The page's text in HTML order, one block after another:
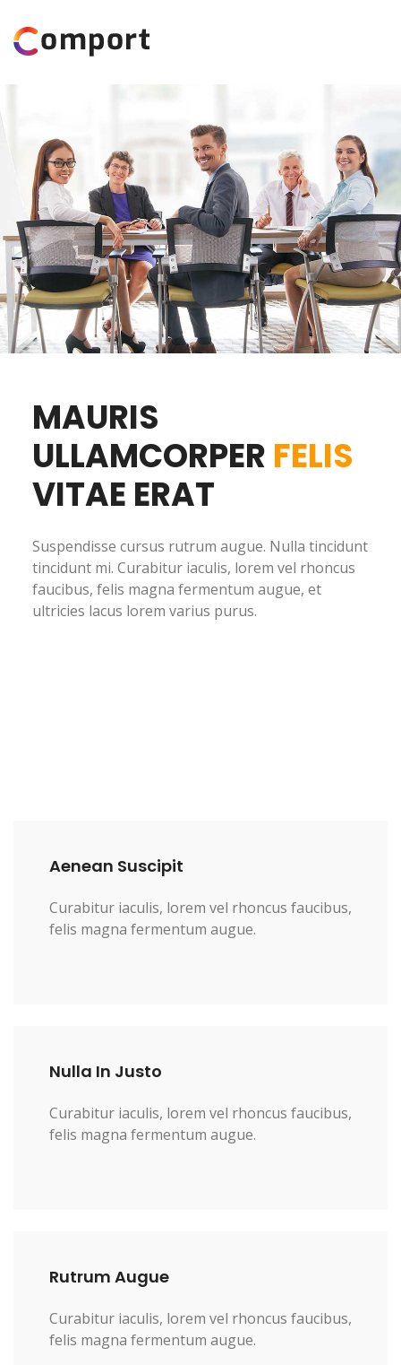
MAURIS
ULLAMCORPER FELIS
VITAE ERAT
Suspendisse cursus rutrum augue. Nulla tincidunt
tincidunt mi. Curabitur iaculis, lorem vel rhoncus
faucibus, felis magna fermentum augue, et
ultricies lacus lorem varius purus.
Aenean Suscipit
Curabitur iaculis, lorem vel rhoncus faucibus,
felis magna fermentum augue.
Nulla In Justo
Curabitur iaculis, lorem vel rhoncus faucibus,
felis magna fermentum augue.
Rutrum Augue
Curabitur iaculis, lorem vel rhoncus faucibus,
felis magna fermentum augue.